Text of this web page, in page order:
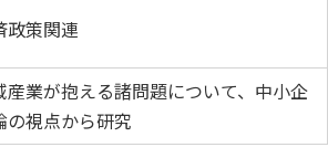
政策関連
産業が抱える諸問題について、中小企
の視点から研究